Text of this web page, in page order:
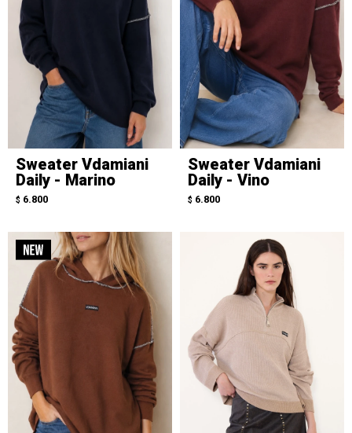
Sweater Vdamiani
Daily - Marino
$ 6.800
Sweater Vdamiani
Daily - Vino
$ 6.800